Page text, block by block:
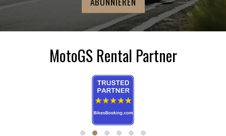
MotoGS Rental Partner